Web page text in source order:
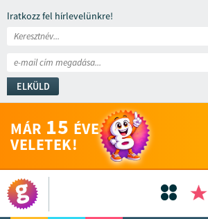
Iratkozz fel hírlevelünkre!
ELKÜLD
MÁR 15 ÉVE
VELETEK!